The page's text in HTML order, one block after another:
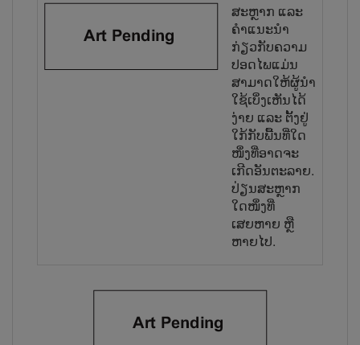
ສະ​ຫຼາກ ແລະ
ຄຳແນະນຳ
ກ່ຽວກັບຄວາມ
ປອດໄພແມ່ນ
ສາມາດໃຫ້​ຜູ້​ນຳ​
ໃຊ້​ເບິ່ງເຫັນໄດ້
ງ່າຍ ແລະ ຕັ້ງຢູ່
ໃກ້ກັບພື້ນທີ່ໃດ​
ໜຶ່ງ​ທີ່​ອາດ​ຈະ
ເກີດອັນຕະລາຍ.
ປ່ຽນສະ​ຫຼາກ
ໃດໜຶ່ງທີ່
ເສຍຫາຍ ຫຼື
ຫາຍໄປ.